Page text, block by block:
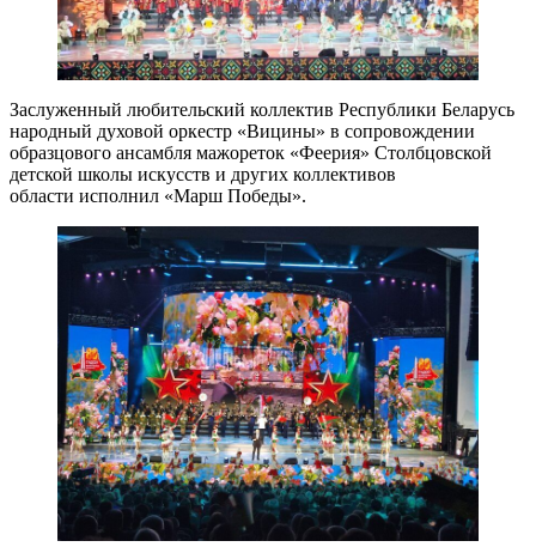
Заслуженный любительский коллектив Республики Беларусь
народный духовой оркестр «Вицины» в сопровождении
образцового ансамбля мажореток «Феерия» Столбцовской
детской школы искусств и других коллективов
области исполнил «Марш Победы».